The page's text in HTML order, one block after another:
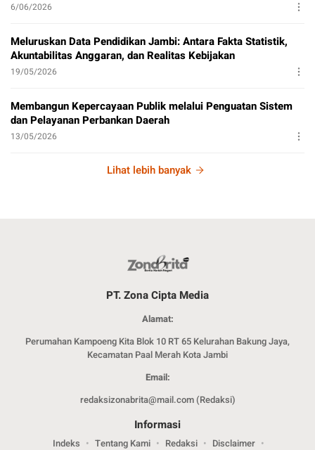
6/06/2026
Meluruskan Data Pendidikan Jambi: Antara Fakta Statistik,
Akuntabilitas Anggaran, dan Realitas Kebijakan
19/05/2026
Membangun Kepercayaan Publik melalui Penguatan Sistem
dan Pelayanan Perbankan Daerah
13/05/2026
Lihat lebih banyak
PT. Zona Cipta Media
Alamat:
Perumahan Kampoeng Kita Blok 10 RT 65 Kelurahan Bakung Jaya,
Kecamatan Paal Merah Kota Jambi
Email:
redaksizonabrita@mail.com (Redaksi)
Informasi
Indeks Tentang Kami Redaksi Disclaimer